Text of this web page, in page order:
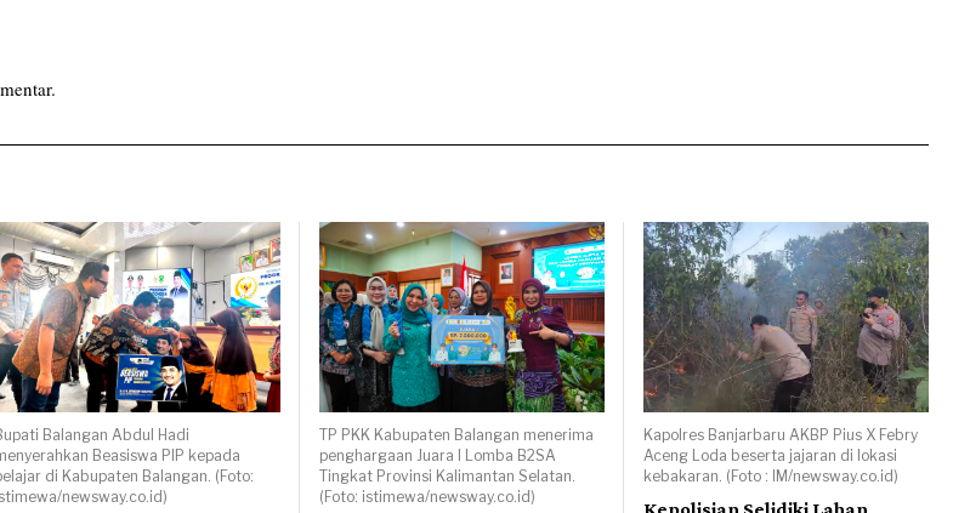
Balangan Abdul Hadi
Beasiswa PIP kepada
di Kabupaten Balangan. (Foto:
newsway.co.id)
TP PKK Kabupaten Balangan menerima
penghargaan Juara I Lomba B2SA
Tingkat Provinsi Kalimantan Selatan.
(Foto: istimewa/newsway.co.id)
Kapolres Banjarbaru AKBP Pius X Febry
Aceng Loda beserta jajaran di lokasi
kebakaran. (Foto : IM/newsway.co.id)